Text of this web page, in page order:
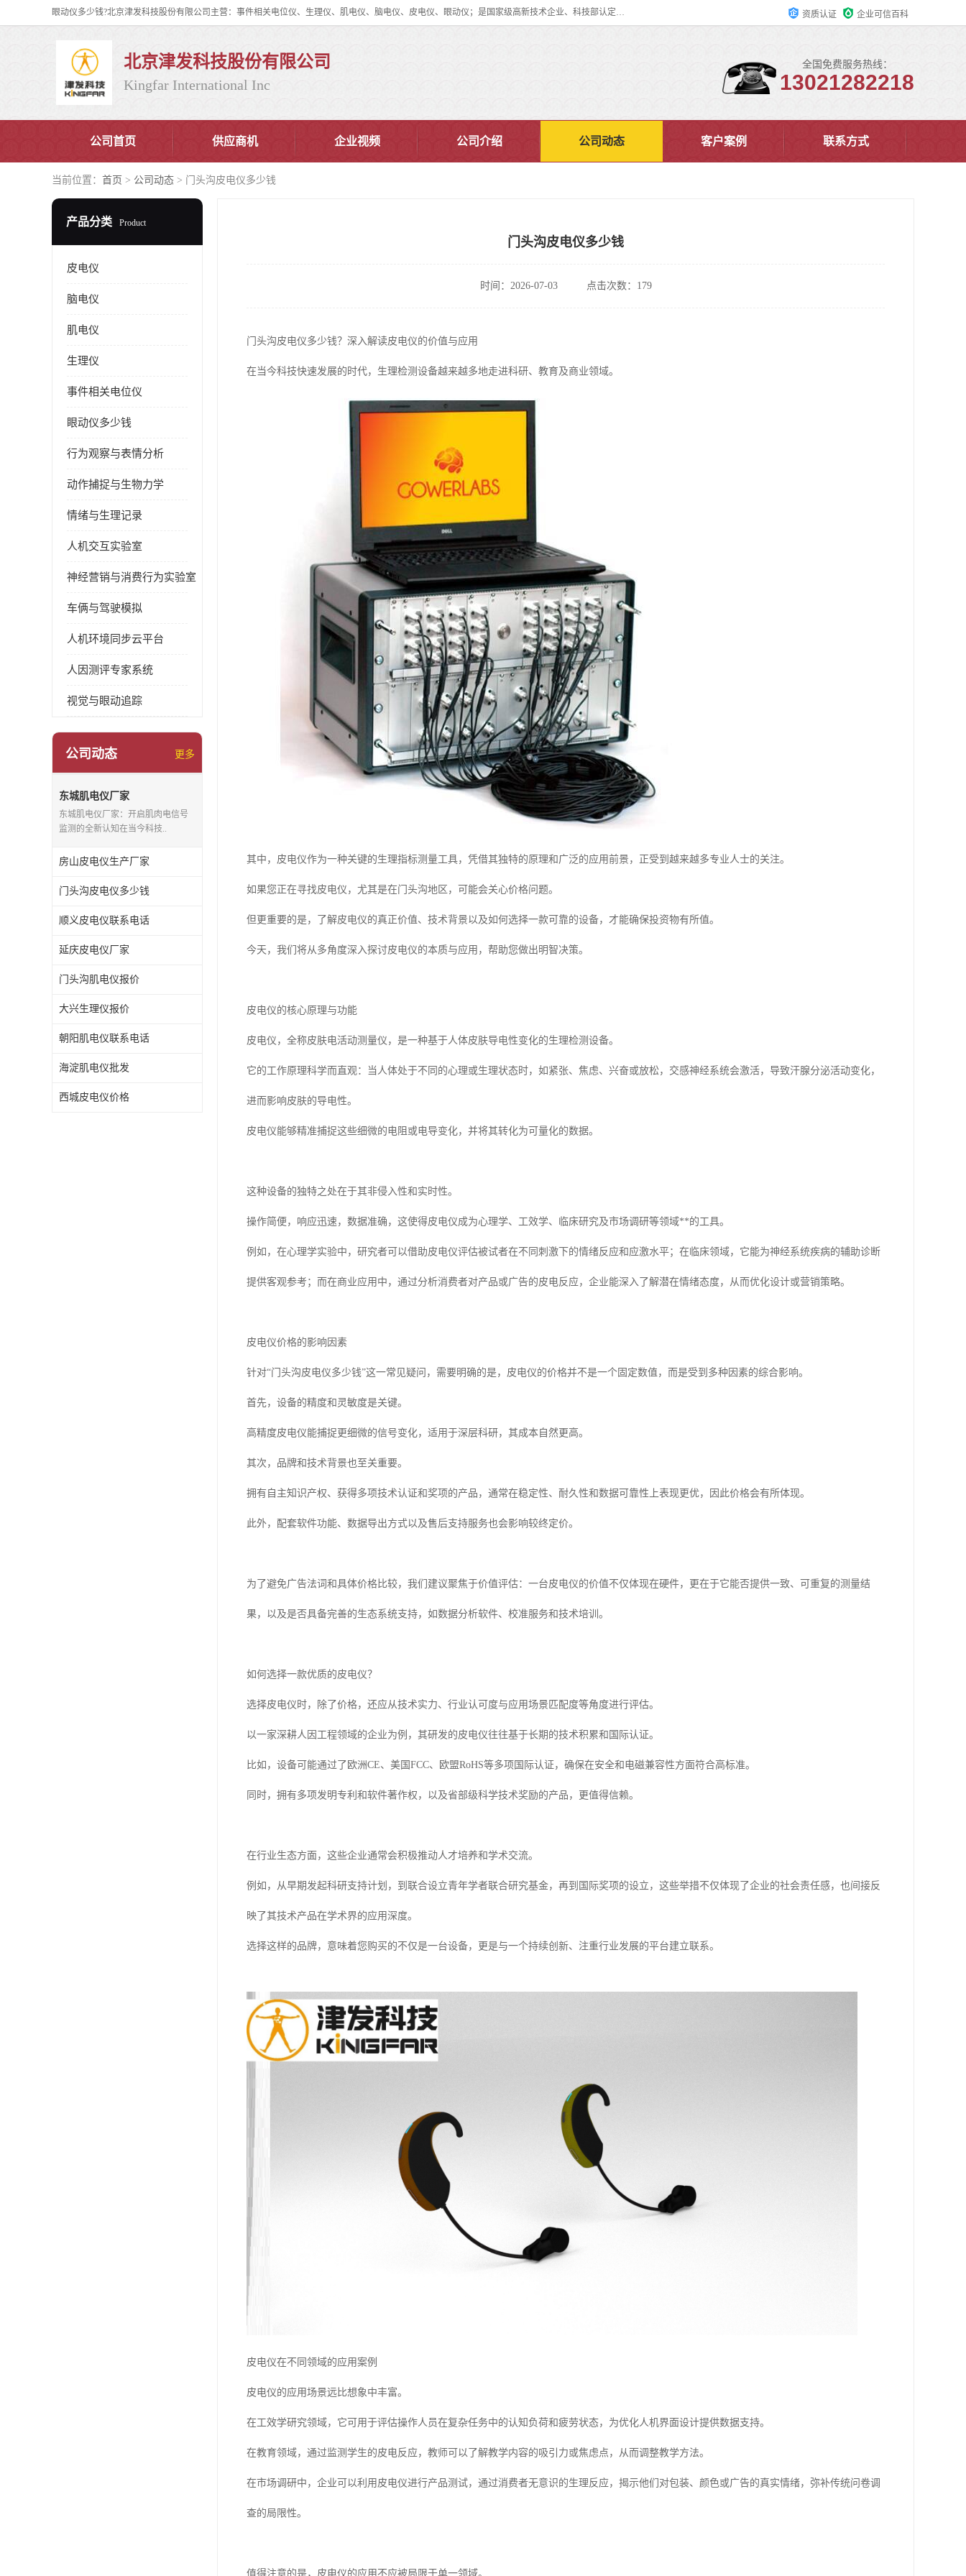
眼动仪多少钱?北京津发科技股份有限公司主营：事件相关电位仪、生理仪、肌电仪、脑电仪、皮电仪、眼动仪；是国家级高新技术企业、科技部认定的科技型中小企业和中关村高新技术企业，具备保密资格，具备自主进出口经营权；自主研发技术、产品与服务荣获多项省部级科学技术奖励、国家发明专利、国家软件著作权和省部级新技术新产品（服务）认证。 资质认证 企业可信百科
北京津发科技股份有限公司
Kingfar International Inc
全国免费服务热线：
13021282218
公司首页 供应商机 企业视频 公司介绍 公司动态 客户案例 联系方式
当前位置： 首页 > 公司动态 > 门头沟皮电仪多少钱
产品分类 Product
皮电仪
脑电仪
肌电仪
生理仪
事件相关电位仪
眼动仪多少钱
行为观察与表情分析
动作捕捉与生物力学
情绪与生理记录
人机交互实验室
神经营销与消费行为实验室
车俩与驾驶模拟
人机环境同步云平台
人因测评专家系统
视觉与眼动追踪
公司动态 更多
东城肌电仪厂家
东城肌电仪厂家：开启肌肉电信号
监测的全新认知在当今科技..
房山皮电仪生产厂家
门头沟皮电仪多少钱
顺义皮电仪联系电话
延庆皮电仪厂家
门头沟肌电仪报价
大兴生理仪报价
朝阳肌电仪联系电话
海淀肌电仪批发
西城皮电仪价格
门头沟皮电仪多少钱
时间：2026-07-03 点击次数：179
门头沟皮电仪多少钱？深入解读皮电仪的价值与应用
在当今科技快速发展的时代，生理检测设备越来越多地走进科研、教育及商业领域。
其中，皮电仪作为一种关键的生理指标测量工具，凭借其独特的原理和广泛的应用前景，正受到越来越多专业人士的关注。
如果您正在寻找皮电仪，尤其是在门头沟地区，可能会关心价格问题。
但更重要的是，了解皮电仪的真正价值、技术背景以及如何选择一款可靠的设备，才能确保投资物有所值。
今天，我们将从多角度深入探讨皮电仪的本质与应用，帮助您做出明智决策。
皮电仪的核心原理与功能
皮电仪，全称皮肤电活动测量仪，是一种基于人体皮肤导电性变化的生理检测设备。
它的工作原理科学而直观：当人体处于不同的心理或生理状态时，如紧张、焦虑、兴奋或放松，交感神经系统会激活，导致汗腺分泌活动变化，
进而影响皮肤的导电性。
皮电仪能够精准捕捉这些细微的电阻或电导变化，并将其转化为可量化的数据。
这种设备的独特之处在于其非侵入性和实时性。
操作简便，响应迅速，数据准确，这使得皮电仪成为心理学、工效学、临床研究及市场调研等领域**的工具。
例如，在心理学实验中，研究者可以借助皮电仪评估被试者在不同刺激下的情绪反应和应激水平；在临床领域，它能为神经系统疾病的辅助诊断
提供客观参考；而在商业应用中，通过分析消费者对产品或广告的皮电反应，企业能深入了解潜在情绪态度，从而优化设计或营销策略。
皮电仪价格的影响因素
针对“门头沟皮电仪多少钱”这一常见疑问，需要明确的是，皮电仪的价格并不是一个固定数值，而是受到多种因素的综合影响。
首先，设备的精度和灵敏度是关键。
高精度皮电仪能捕捉更细微的信号变化，适用于深层科研，其成本自然更高。
其次，品牌和技术背景也至关重要。
拥有自主知识产权、获得多项技术认证和奖项的产品，通常在稳定性、耐久性和数据可靠性上表现更优，因此价格会有所体现。
此外，配套软件功能、数据导出方式以及售后支持服务也会影响较终定价。
为了避免广告法词和具体价格比较，我们建议聚焦于价值评估：一台皮电仪的价值不仅体现在硬件，更在于它能否提供一致、可重复的测量结
果，以及是否具备完善的生态系统支持，如数据分析软件、校准服务和技术培训。
如何选择一款优质的皮电仪？
选择皮电仪时，除了价格，还应从技术实力、行业认可度与应用场景匹配度等角度进行评估。
以一家深耕人因工程领域的企业为例，其研发的皮电仪往往基于长期的技术积累和国际认证。
比如，设备可能通过了欧洲CE、美国FCC、欧盟RoHS等多项国际认证，确保在安全和电磁兼容性方面符合高标准。
同时，拥有多项发明专利和软件著作权，以及省部级科学技术奖励的产品，更值得信赖。
在行业生态方面，这些企业通常会积极推动人才培养和学术交流。
例如，从早期发起科研支持计划，到联合设立青年学者联合研究基金，再到国际奖项的设立，这些举措不仅体现了企业的社会责任感，也间接反
映了其技术产品在学术界的应用深度。
选择这样的品牌，意味着您购买的不仅是一台设备，更是与一个持续创新、注重行业发展的平台建立联系。
皮电仪在不同领域的应用案例
皮电仪的应用场景远比想象中丰富。
在工效学研究领域，它可用于评估操作人员在复杂任务中的认知负荷和疲劳状态，为优化人机界面设计提供数据支持。
在教育领域，通过监测学生的皮电反应，教师可以了解教学内容的吸引力或焦虑点，从而调整教学方法。
在市场调研中，企业可以利用皮电仪进行产品测试，通过消费者无意识的生理反应，揭示他们对包装、颜色或广告的真实情绪，弥补传统问卷调
查的局限性。
值得注意的是，皮电仪的应用不应被局限于单一领域。